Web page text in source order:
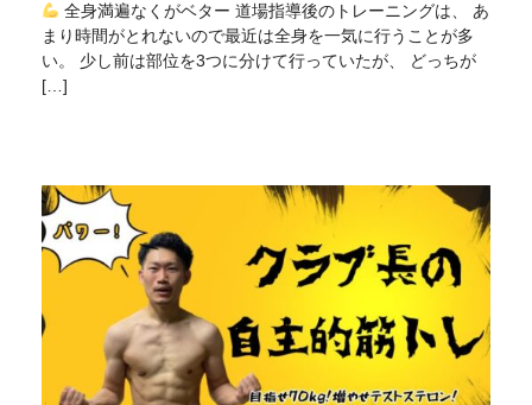
全身満遍なくがベター 道場指導後のトレーニングは、 あ
まり時間がとれないので最近は全身を一気に行うことが多
い。 少し前は部位を3つに分けて行っていたが、 どっちが
[…]